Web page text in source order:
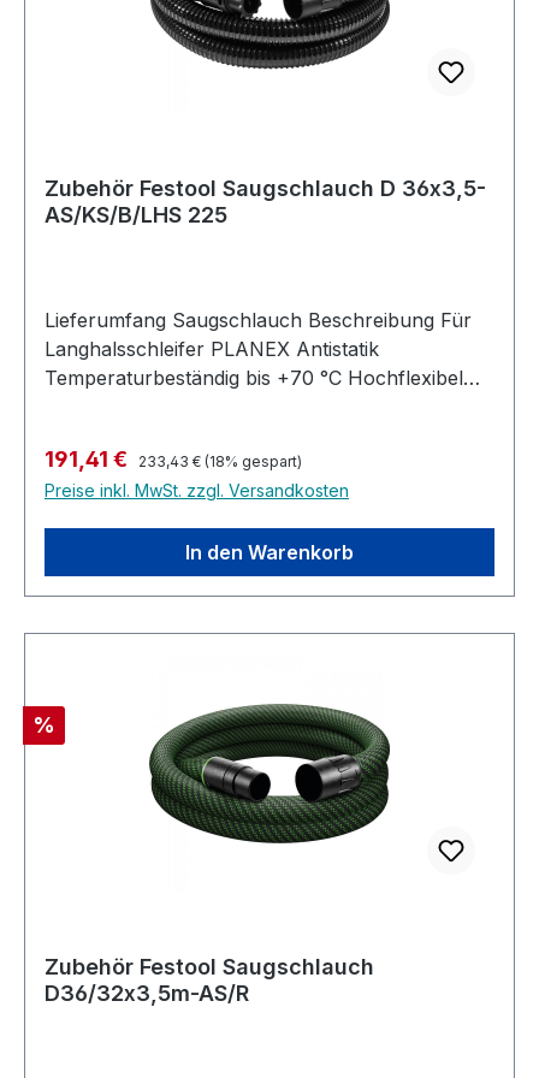
Durchmesser 32/22 mm Länge 10 m
Zubehör Festool Saugschlauch D 36x3,5-
AS/KS/B/LHS 225
Lieferumfang Saugschlauch Beschreibung Für
Langhalsschleifer PLANEX Antistatik
Temperaturbeständig bis +70 °C Hochflexibel
Ermöglicht es, den Ansaugeffekt des PLANEX an
der Wand auf ein absolutes Minimum zu
reduzieren Produktinformationen Durchmesser
312) <1 MΩ/m
Verkaufspreis:
191,41 € Regulärer Preis:
233,43 € (18% gespart)
Preise inkl. MwSt. zzgl. Versandkosten
In den Warenkorb
Rabatt
%
Zubehör Festool Saugschlauch
D36/32x3,5m-AS/R